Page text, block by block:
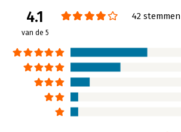
4.1
van de 5
42 stemmen